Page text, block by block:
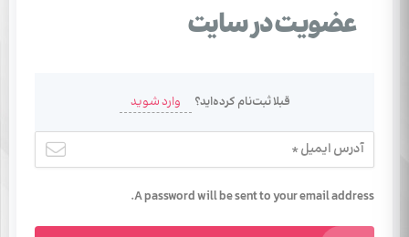
عضویت در سایت
قبلا ثبت‌نام کرده‌اید؟ وارد شوید
A password will be sent to your email address.